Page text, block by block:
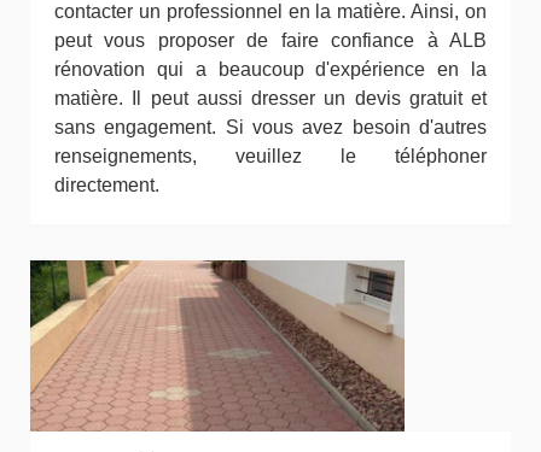
contacter un professionnel en la matière. Ainsi, on
peut vous proposer de faire confiance à ALB
rénovation qui a beaucoup d'expérience en la
matière. Il peut aussi dresser un devis gratuit et
sans engagement. Si vous avez besoin d'autres
renseignements, veuillez le téléphoner
directement.